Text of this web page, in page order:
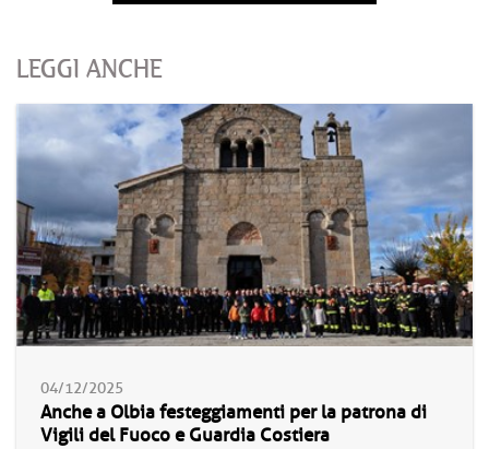
LEGGI ANCHE
04/12/2025
Anche a Olbia festeggiamenti per la patrona di
Vigili del Fuoco e Guardia Costiera